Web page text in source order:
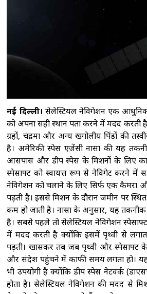
विनिर्माण और सरकारी
पीएम मोदी
'2023 में
को बिना किसी शर्त के लागू
राहुल गांधी
का समर्थन करने में कोई दिक्कत
ट्रंप ने रणनीतिक
लिए 2 अरब डॉलर निवेश का
चेन मजबूत करने पर जोर
नई दिल्ली। सेलेस्टियल नेविगेशन एक आधुनिक
को अपना सही स्थान पता करने में मदद करती
ग्रहों, चंद्रमा और अन्य खगोलीय पिंडों की
है। अमेरिकी स्पेस एजेंसी नासा की यह
आसपास और डीप स्पेस के मिशनों के लिए
स्पेसक्राफ्ट को स्वायत्त रूप से नेविगेट करने में
नेविगेशन को चलाने के लिए सिर्फ एक कैमरा
पड़ती है। इससे मिशन के दौरान जमीन पर स्थित
कम हो जाती है। नासा के अनुसार, यह
है। सबसे पहले तो सेलेस्टियल नेविगेशन
में मदद करती है क्योंकि इसमें पृथ्वी से
पड़ती। खासकर तब जब पृथ्वी और स्पेसक्राफ्ट
और संदेश पहुंचने में काफी समय लगता हो।
भी उपयोगी है क्योंकि डीप स्पेस नेटवर्क
होता है। सेलेस्टियल नेविगेशन की मदद से